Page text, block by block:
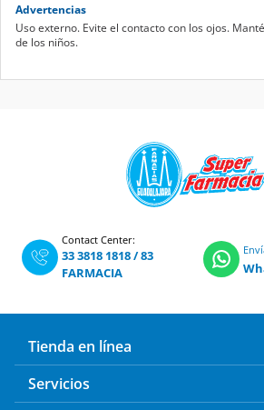
Advertencias
Uso externo. Evite el contacto con los ojos.
de los niños.
Contact Center:
33 3818 1818/83
FARMACIA
Tienda en línea
Servicios